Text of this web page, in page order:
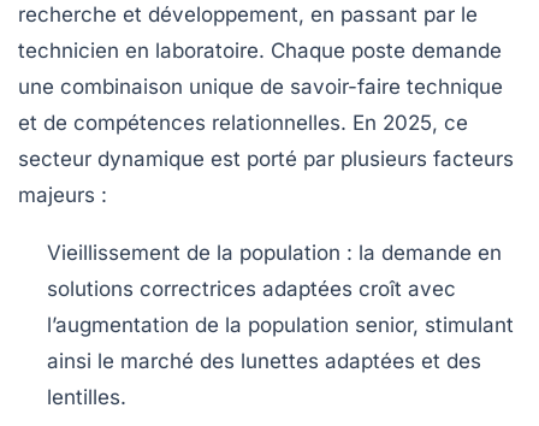
recherche et développement, en passant par le
technicien en laboratoire. Chaque poste demande
une combinaison unique de savoir-faire technique
et de compétences relationnelles. En 2025, ce
secteur dynamique est porté par plusieurs facteurs
majeurs :
Vieillissement de la population : la demande en
solutions correctrices adaptées croît avec
l’augmentation de la population senior, stimulant
ainsi le marché des lunettes adaptées et des
lentilles.